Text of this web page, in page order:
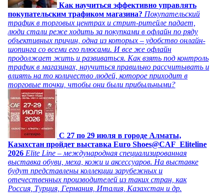
Как научиться эффективно управлять
покупательским трафиком магазина? Покупательский
трафик в торговых центрах и стрит-ритейле падает,
люди стали реже ходить за покупками в офлайн по ряду
объективных причин, одна из которых – удобство онлайн-
шопинга со всеми его плюсами. И все же офлайн
продолжает жить и развиваться. Как взять под контроль
трафик в магазинах, научиться правильно рассчитывать и
влиять на то количество людей, которое приходит в
торговые точки, чтобы они были прибыльными?
C 27 по 29 июля в городе Алматы,
Казахстан пройдет выставка Euro Shoes@CAF_Eliteline
2026 Elite Line – международная специализированная
выставка обуви, меха, кожи и аксессуаров. На выставке
будут представлены коллекции зарубежных и
отечественных производителей из таких стран, как
Россия, Турция, Германия, Италия, Казахстан и др.